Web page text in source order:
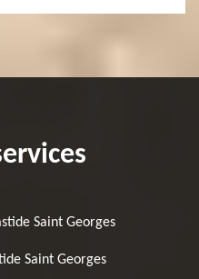
Saint Georges
Saint Georges